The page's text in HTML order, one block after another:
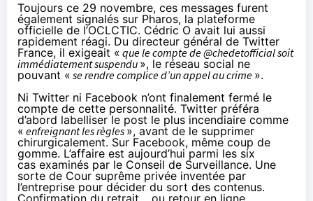
Toujours ce 29 novembre, ces messages furent
également signalés sur Pharos, la plateforme
officielle de l’OCLCTIC. Cédric O avait lui aussi
rapidement réagi. Du directeur général de Twitter
France, il exigeait « que le compte de @chedetofficial soit
immédiatement suspendu », le réseau social ne
pouvant « se rendre complice d’un appel au crime ».
Ni Twitter ni Facebook n’ont finalement fermé le
compte de cette personnalité. Twitter préféra
d’abord labelliserle post le plus incendiaire comme
« enfreignant les règles», avant de le supprimer
chirurgicalement. Sur Facebook, même coup de
gomme. L’affaire est aujourd’hui parmi les six
cas examinés par le Conseil de Surveillance. Une
sorte de Cour suprême privée inventée par
l’entreprise pour décider du sort des contenus.